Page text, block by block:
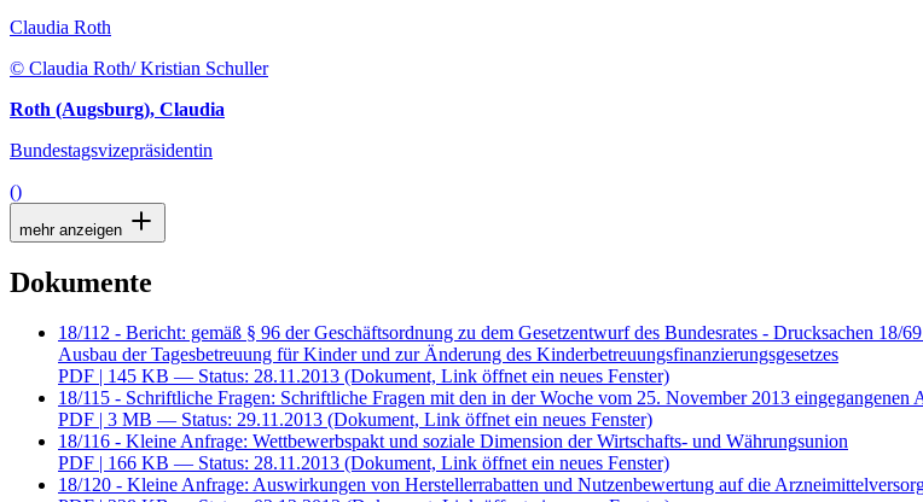
Claudia Roth
© Claudia Roth/ Kristian Schuller
Roth (Augsburg), Claudia
Bundestagsvizepräsidentin
()
mehr anzeigen
Dokumente
18/112 - Bericht: gemäß § 96 der Geschäftsordnung zu dem Gesetzentwurf des Bundesrates - Drucksachen
Ausbau der Tagesbetreuung für Kinder und zur Änderung des Kinderbetreuungsfinanzierungsgesetzes
PDF | 145 KB — Status: 28.11.2013 (Dokument, Link öffnet ein neues Fenster)
18/115 - Schriftliche Fragen: Schriftliche Fragen mit den in der Woche vom 25. November 2013 eingegangenen
PDF | 3 MB — Status: 29.11.2013 (Dokument, Link öffnet ein neues Fenster)
18/116 - Kleine Anfrage: Wettbewerbspakt und soziale Dimension der Wirtschafts- und Währungsunion
PDF | 166 KB — Status: 28.11.2013 (Dokument, Link öffnet ein neues Fenster)
18/120 - Kleine Anfrage: Auswirkungen von Herstellerrabatten und Nutzenbewertung auf die